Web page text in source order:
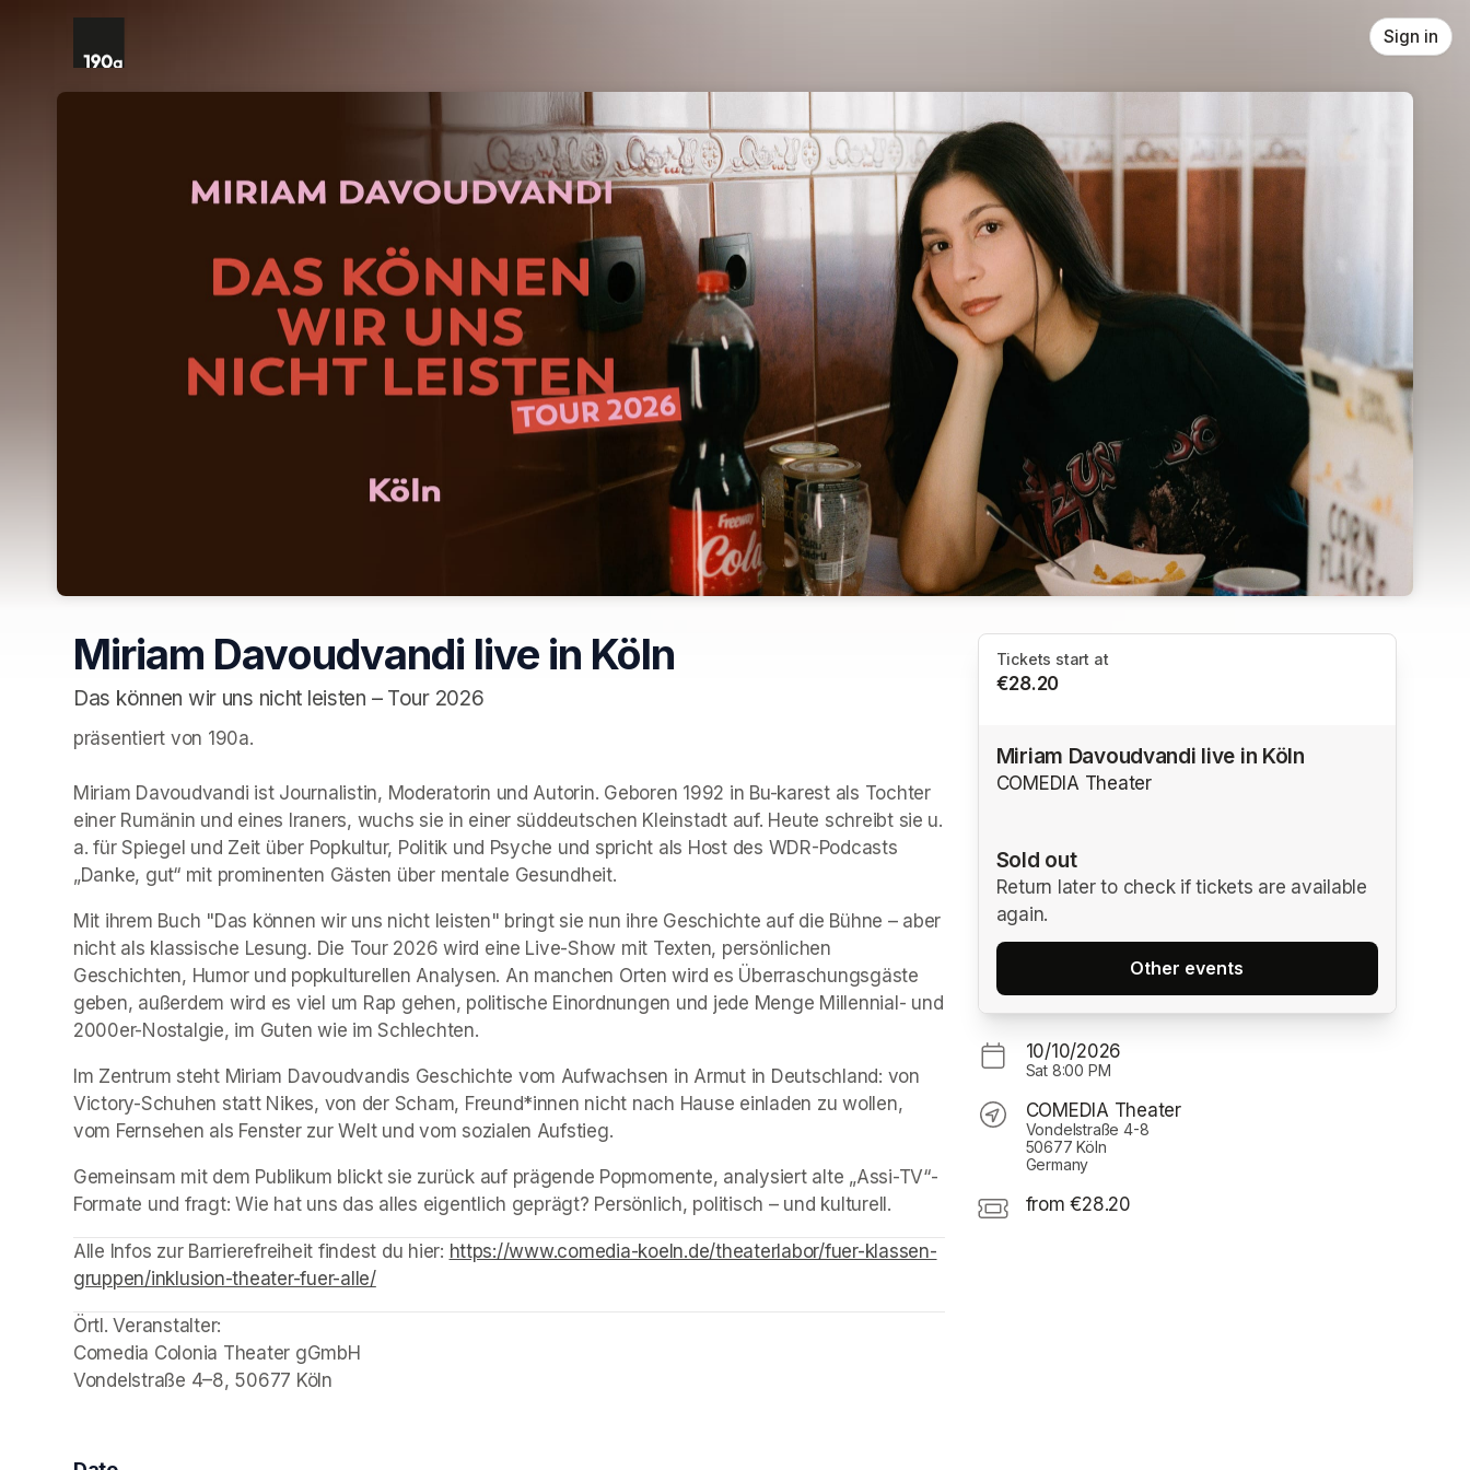
Skip header
Sign in
Miriam Davoudvandi live in Köln
Das können wir uns nicht leisten – Tour 2026
präsentiert von 190a.
Miriam Davoudvandi ist Journalistin, Moderatorin und Autorin. Geboren 1992 in Bu-karest als Tochter
einer Rumänin und eines Iraners, wuchs sie in einer süddeutschen Kleinstadt auf. Heute schreibt sie u.
a. für Spiegel und Zeit über Popkultur, Politik und Psyche und spricht als Host des WDR-Podcasts
„Danke, gut“ mit prominenten Gästen über mentale Gesundheit.
Mit ihrem Buch "Das können wir uns nicht leisten" bringt sie nun ihre Geschichte auf die Bühne – aber
nicht als klassische Lesung. Die Tour 2026 wird eine Live-Show mit Texten, persönlichen
Geschichten, Humor und popkulturellen Analysen. An manchen Orten wird es Überraschungsgäste
geben, außerdem wird es viel um Rap gehen, politische Einordnungen und jede Menge Millennial- und
2000er-Nostalgie, im Guten wie im Schlechten.
Im Zentrum steht Miriam Davoudvandis Geschichte vom Aufwachsen in Armut in Deutschland: von
Victory-Schuhen statt Nikes, von der Scham, Freund*innen nicht nach Hause einladen zu wollen,
vom Fernsehen als Fenster zur Welt und vom sozialen Aufstieg.
Gemeinsam mit dem Publikum blickt sie zurück auf prägende Popmomente, analysiert alte „Assi-TV“-
Formate und fragt: Wie hat uns das alles eigentlich geprägt? Persönlich, politisch – und kulturell.
Alle Infos zur Barrierefreiheit findest du hier: (opens in a new tab)
https://www.comedia-koeln.de/theaterlabor/fuer-klassen-
gruppen/inklusion-theater-fuer-alle/(opens in a new tab)
Örtl. Veranstalter:
Comedia Colonia Theater gGmbH
Vondelstraße 4–8, 50677 Köln
Tickets start at
€28.20
Miriam Davoudvandi live in Köln
COMEDIA Theater
Sold out
Return later to check if tickets are available
again.
Other events
10/10/2026
Sat 8:00 PM
COMEDIA Theater
Vondelstraße 4-8
50677 Köln
Germany
from €28.20